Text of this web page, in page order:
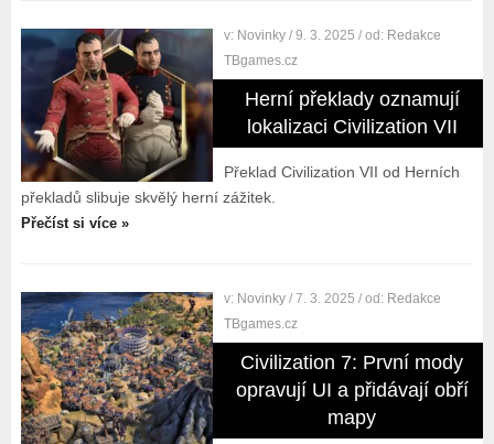
v: Novinky / 9. 3. 2025 / od: Redakce
TBgames.cz
Herní překlady oznamují
lokalizaci Civilization VII
Překlad Civilization VII od Herních
překladů slibuje skvělý herní zážitek.
Přečíst si více »
v: Novinky / 7. 3. 2025 / od: Redakce
TBgames.cz
Civilization 7: První mody
opravují UI a přidávají obří
mapy